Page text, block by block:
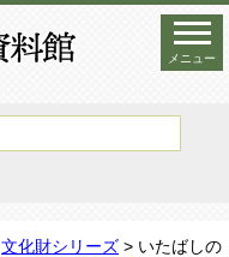
メニュー
文化財シリーズ > いたばしの